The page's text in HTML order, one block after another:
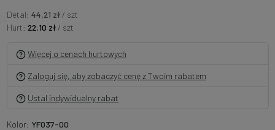
Detal: 44,21 zł / szt
Hurt: 22,10 zł / szt
Więcej o cenach hurtowych
Zaloguj się, aby zobaczyć cenę z Twoim rabatem
Ustal indywidualny rabat
Kolor: YF037-00